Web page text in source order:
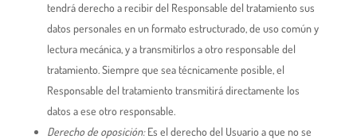
tendrá derecho a recibir del Responsable del tratamiento sus
datos personales en un formato estructurado, de uso común y
lectura mecánica, y a transmitirlos a otro responsable del
tratamiento. Siempre que sea técnicamente posible, el
Responsable del tratamiento transmitirá directamente los
datos a ese otro responsable.
Derecho de oposición:Es el derecho del Usuario a que no se